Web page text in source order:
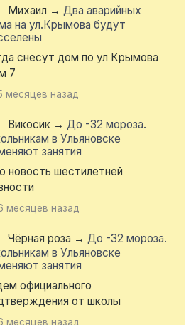
Михаил → Два аварийных
на ул.Крымова будут
снесут дом по ул Крымова
7
месяцев назад
Викосик → До -32 мороза.
в Ульяновске
занятия
новость шестилетней
месяцев назад
Чёрная роза → До -32 мороза.
в Ульяновске
занятия
официального
от школы
месяцев назад